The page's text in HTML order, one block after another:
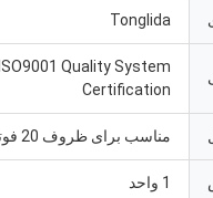
Tonglida
ISO9001 Quality System
Certification
مناسب برای ظروف 20 فوتی
1 واحد